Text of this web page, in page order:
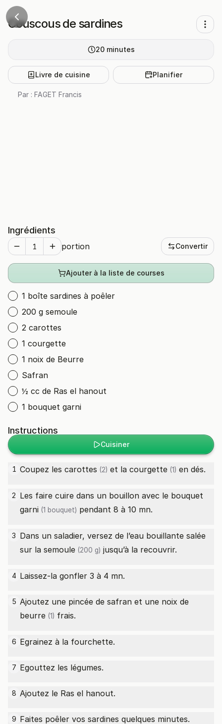
Couscous de sardines
20 minutes
Livre de cuisine Planifier
Par : FAGET Francis
Ingrédients
portion Convertir
Ajouter à la liste de courses
1 boîte sardines à poêler
200 g semoule
2 carottes
1 courgette
1 noix de Beurre
Safran
½ cc de Ras el hanout
1 bouquet garni
Instructions
Cuisiner
1 Coupez les carottes (2) et la courgette (1) en dés.
2 Les faire cuire dans un bouillon avec le bouquet
garni (1 bouquet) pendant 8 à 10 mn.
3 Dans un saladier, versez de l’eau bouillante salée
sur la semoule (200 g) jusqu’à la recouvrir.
4 Laissez-la gonfler 3 à 4 mn.
5 Ajoutez une pincée de safran et une noix de
beurre (1) frais.
6 Egrainez à la fourchette.
7 Egouttez les légumes.
8 Ajoutez le Ras el hanout.
9 Faites poêler vos sardines quelques minutes.